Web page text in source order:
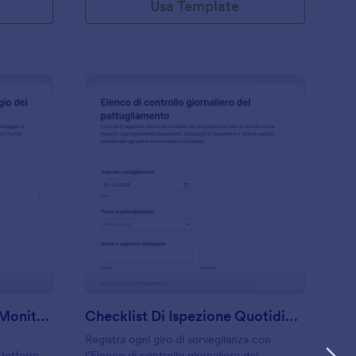
Usa Template
Modulo Di Consenso Sul Monitoraggio Dei Dipendenti Checklist Di Ispezione Quotidiana Del Personale
Registra ogni giro di sorveglianza con